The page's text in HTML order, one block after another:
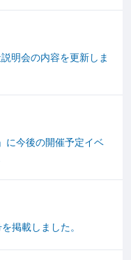
明会の内容を更新しま
に今後の開催予定イベ
掲載しました。